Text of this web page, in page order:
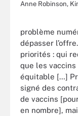
Anne Robinson,
problème
dépasser
priorités : qui
que les
équitable […]
signé des
de vaccins
en nombre],